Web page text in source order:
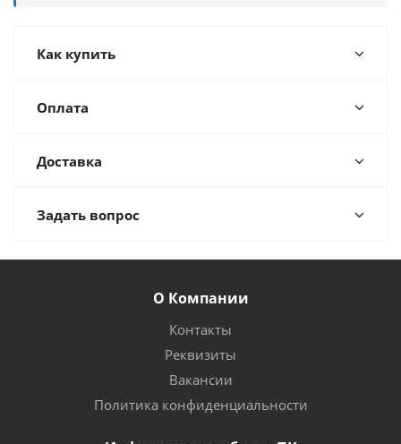
Как купить
Оплата
Доставка
Задать вопрос
О Компании
Контакты
Реквизиты
Вакансии
Политика конфиденциальности